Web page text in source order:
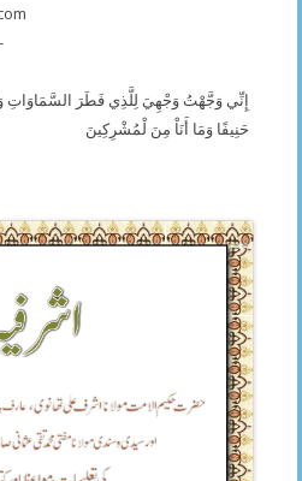
إِنِّي وَجَّهْتُ وَجْهِيَ لِلَّذِي فَطَرَ السَّمَاوَاتِ
حَنِيفًا وَمَا أَنَاْ مِنَ لْمُشْرِكِينَ